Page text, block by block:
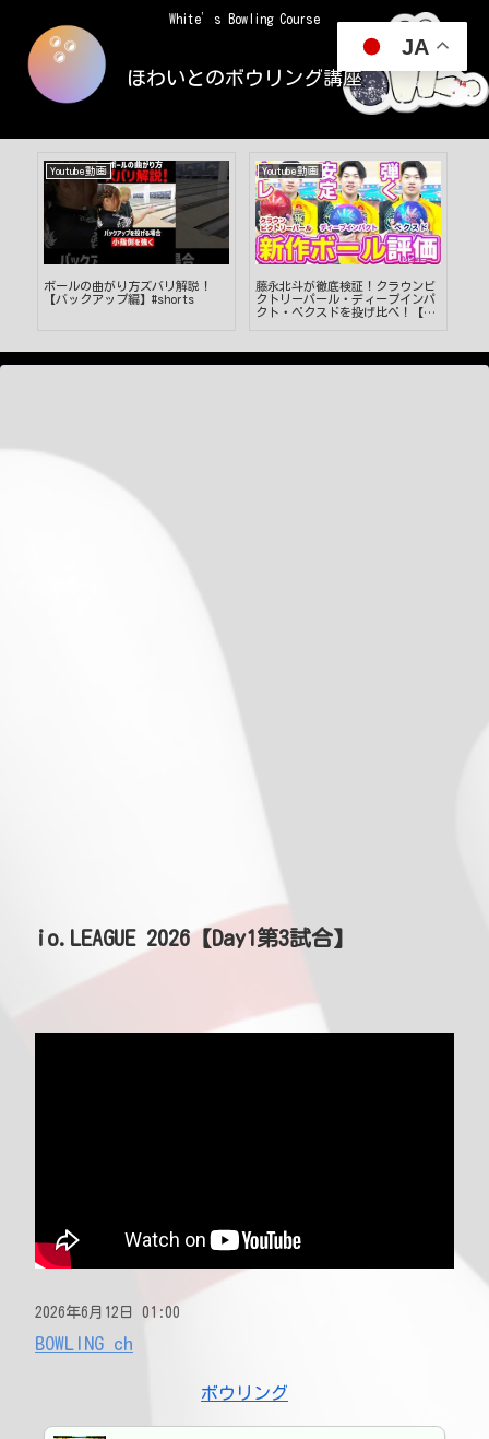
White’s Bowling Course
ほわいとのボウリング講座
Youtube動画
ボールの曲がり方ズバリ解説！
【バックアップ編】#shorts
Youtube動画
藤永北斗が徹底検証！クラウンビ
クトリーパール・ディープインパ
クト・ベクスドを投げ比べ！【ボ
io.LEAGUE 2026【Day1第3試合】
2026年6月12日 01:00
BOWLING ch
ボウリング
JA